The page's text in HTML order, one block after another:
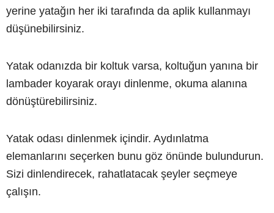
yerine yatağın her iki tarafında da aplik kullanmayı
düşünebilirsiniz.
Yatak odanızda bir koltuk varsa, koltuğun yanına bir
lambader koyarak orayı dinlenme, okuma alanına
dönüştürebilirsiniz.
Yatak odası dinlenmek içindir. Aydınlatma
elemanlarını seçerken bunu göz önünde bulundurun.
Sizi dinlendirecek, rahatlatacak şeyler seçmeye
çalışın.